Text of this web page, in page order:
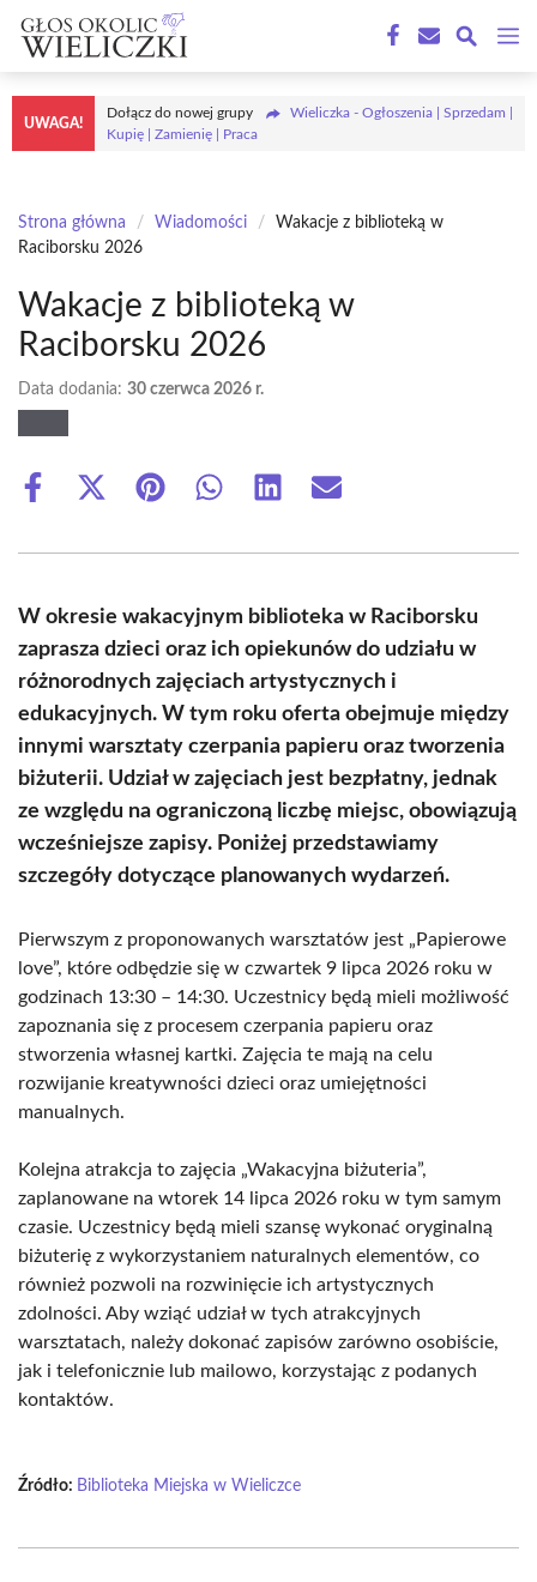
treści
UWAGA!
Dołącz do nowej grupy
Wieliczka - Ogłoszenia | Sprzedam |
Kupię | Zamienię | Praca
Strona główna / Wiadomości /
Wakacje z biblioteką w
Raciborsku 2026
Wakacje z biblioteką w
Raciborsku 2026
Data dodania: 30 czerwca 2026 r.
Share
Share
(Twitter)
Share Share Share Share
W okresie wakacyjnym biblioteka w Raciborsku
zaprasza dzieci oraz ich opiekunów do udziału w
różnorodnych zajęciach artystycznych i
edukacyjnych. W tym roku oferta obejmuje między
innymi warsztaty czerpania papieru oraz tworzenia
biżuterii. Udział w zajęciach jest bezpłatny, jednak
ze względu na ograniczoną liczbę miejsc, obowiązują
wcześniejsze zapisy. Poniżej przedstawiamy
szczegóły dotyczące planowanych wydarzeń.
Pierwszym z proponowanych warsztatów jest „Papierowe
love”, które odbędzie się w czwartek 9 lipca 2026 roku w
godzinach 13:30 – 14:30. Uczestnicy będą mieli możliwość
zapoznania się z procesem czerpania papieru oraz
stworzenia własnej kartki. Zajęcia te mają na celu
rozwijanie kreatywności dzieci oraz umiejętności
manualnych.
Kolejna atrakcja to zajęcia „Wakacyjna biżuteria”,
zaplanowane na wtorek 14 lipca 2026 roku w tym samym
czasie. Uczestnicy będą mieli szansę wykonać oryginalną
biżuterię z wykorzystaniem naturalnych elementów, co
również pozwoli na rozwinięcie ich artystycznych
zdolności. Aby wziąć udział w tych atrakcyjnych
warsztatach, należy dokonać zapisów zarówno osobiście,
jak i telefonicznie lub mailowo, korzystając z podanych
kontaktów.
Źródło: Biblioteka Miejska w Wieliczce